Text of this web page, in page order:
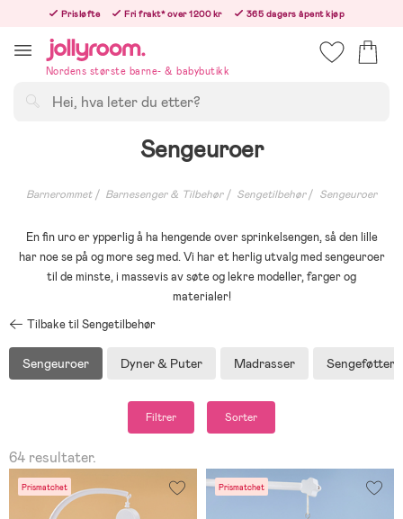
innehållet
Prisløfte Fri frakt* over 1200 kr
365 dagers åpent kjøp
Nordens største barne- & babybutikk
Sengeuroer
Barnerommet Barnesenger & Tilbehør Sengetilbehør Sengeuroer
En fin uro er ypperlig å ha hengende over sprinkelsengen, så den lille
har noe se på og more seg med. Vi har et herlig utvalg med sengeuroer
til de minste, i massevis av søte og lekre modeller, farger og
materialer!
Tilbake til Sengetilbehør
Sengeuroer Dyner & Puter Madrasser Sengeføtter
Filtrer Sorter
64 resultater.
Prismatchet Prismatchet